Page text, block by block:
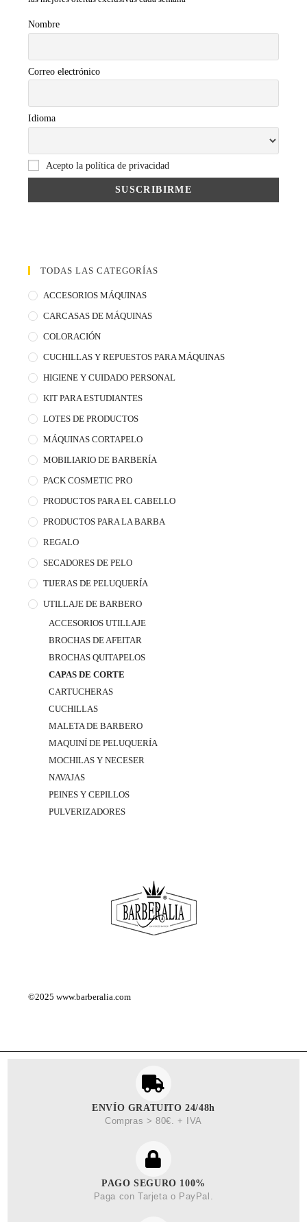
Nombre
Correo electrónico
Idioma
Acepto la política de privacidad
TODAS LAS CATEGORÍAS
ACCESORIOS MÁQUINAS
CARCASAS DE MÁQUINAS
COLORACIÓN
CUCHILLAS Y REPUESTOS PARA MÁQUINAS
HIGIENE Y CUIDADO PERSONAL
KIT PARA ESTUDIANTES
LOTES DE PRODUCTOS
MÁQUINAS CORTAPELO
MOBILIARIO DE BARBERÍA
PACK COSMETIC PRO
PRODUCTOS PARA EL CABELLO
PRODUCTOS PARA LA BARBA
REGALO
SECADORES DE PELO
TIJERAS DE PELUQUERÍA
UTILLAJE DE BARBERO
ACCESORIOS UTILLAJE
BROCHAS DE AFEITAR
BROCHAS QUITAPELOS
CAPAS DE CORTE
CARTUCHERAS
CUCHILLAS
MALETA DE BARBERO
MAQUINÍ DE PELUQUERÍA
MOCHILAS Y NECESER
NAVAJAS
PEINES Y CEPILLOS
PULVERIZADORES
©2025www.barberalia.com
ENVÍO GRATUITO 24/48h
Compras > 80€. + IVA
PAGO SEGURO 100%
Paga con Tarjeta o PayPal.